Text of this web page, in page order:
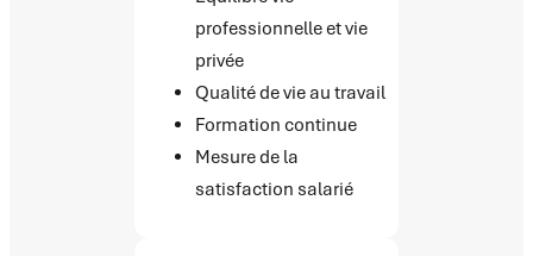
professionnelle et vie
privée
Qualité de vie au travail
Formation continue
Mesure de la
satisfaction salarié